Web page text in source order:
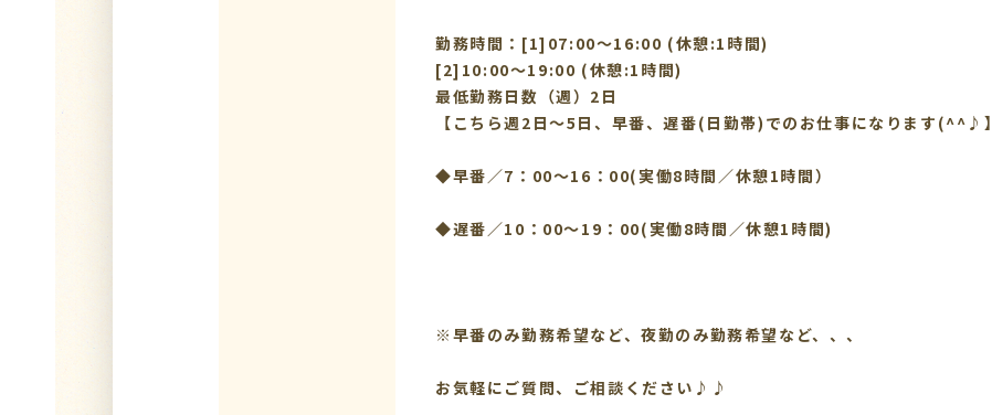
勤務時間：[1]07:00〜16:00 (休憩:1時間)
[2]10:00〜19:00 (休憩:1時間)
最低勤務日数（週）2日
【こちら週2日～5日、早番、遅番(日勤帯)でのお仕事になります(^^♪】
◆早番／7：00～16：00(実働8時間／休憩1時間）
◆遅番／10：00～19：00(実働8時間／休憩1時間)
※早番のみ勤務希望など、夜勤のみ勤務希望など、、、
お気軽にご質問、ご相談ください♪♪